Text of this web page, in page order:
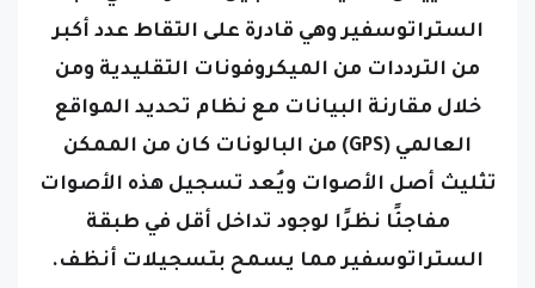
الستراتوسفير وهي قادرة على التقاط عدد أكبر
من الترددات من الميكروفونات التقليدية ومن
خلال مقارنة البيانات مع نظام تحديد المواقع
العالمي (GPS) من البالونات كان من الممكن
تثليث أصل الأصوات ويُعد تسجيل هذه الأصوات
مفاجئًا نظرًا لوجود تداخل أقل في طبقة
الستراتوسفير مما يسمح بتسجيلات أنظف.